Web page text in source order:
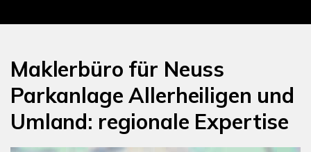
Maklerbüro für Neuss
Parkanlage Allerheiligen und
Umland: regionale Expertise